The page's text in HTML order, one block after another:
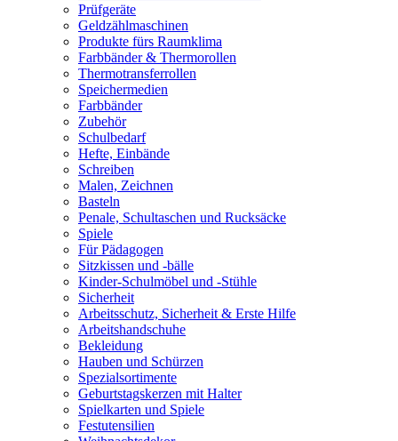
Prüfgeräte
Geldzählmaschinen
Produkte fürs Raumklima
Farbbänder & Thermorollen
Thermotransferrollen
Speichermedien
Farbbänder
Zubehör
Schulbedarf
Hefte, Einbände
Schreiben
Malen, Zeichnen
Basteln
Penale, Schultaschen und Rucksäcke
Spiele
Für Pädagogen
Sitzkissen und -bälle
Kinder-Schulmöbel und -Stühle
Sicherheit
Arbeitsschutz, Sicherheit & Erste Hilfe
Arbeitshandschuhe
Bekleidung
Hauben und Schürzen
Spezialsortimente
Geburtstagskerzen mit Halter
Spielkarten und Spiele
Festutensilien